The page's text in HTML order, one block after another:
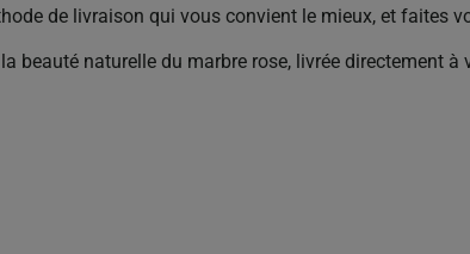
de livraison qui vous convient le mieux, et faites
beauté naturelle du marbre rose, livrée directement à